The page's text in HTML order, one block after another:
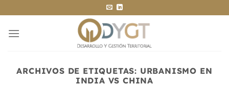
al
contenido
ARCHIVOS DE ETIQUETAS: URBANISMO EN
INDIA VS CHINA